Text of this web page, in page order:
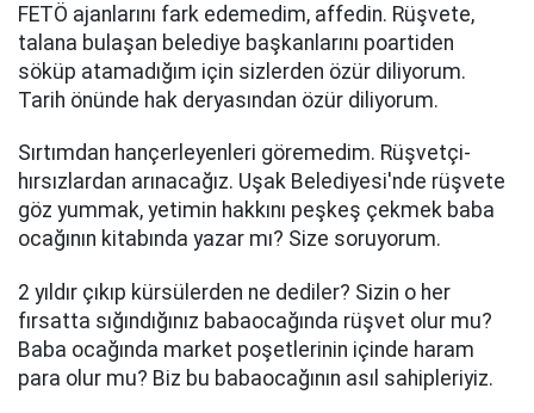
FETÖ ajanlarını fark edemedim, affedin. Rüşvete,
talana bulaşan belediye başkanlarını poartiden
söküp atamadığım için sizlerden özür diliyorum.
Tarih önünde hak deryasından özür diliyorum.
Sırtımdan hançerleyenleri göremedim. Rüşvetçi-
hırsızlardan arınacağız. Uşak Belediyesi'nde rüşvete
göz yummak, yetimin hakkını peşkeş çekmek baba
ocağının kitabında yazar mı? Size soruyorum.
2 yıldır çıkıp kürsülerden ne dediler? Sizin o her
fırsatta sığındığınız babaocağında rüşvet olur mu?
Baba ocağında market poşetlerinin içinde haram
para olur mu? Biz bu babaocağının asıl sahipleriyiz.